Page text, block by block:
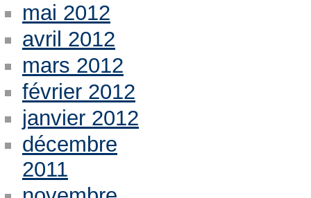
mai 2012
avril 2012
mars 2012
février 2012
janvier 2012
décembre
2011